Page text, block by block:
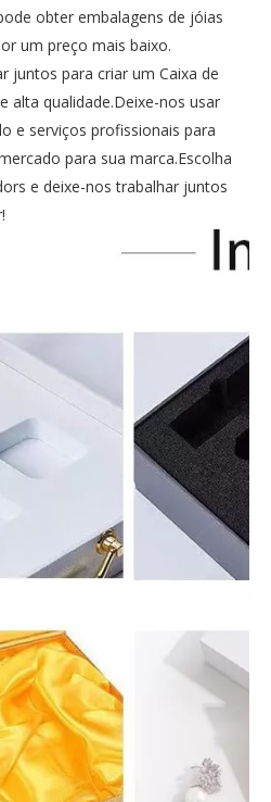
obter embalagens de jóias
um preço mais baixo.
juntos para criar um Caixa de
alta qualidade.Deixe-nos usar
e serviços profissionais para
para sua marca.Escolha
e deixe-nos trabalhar juntos